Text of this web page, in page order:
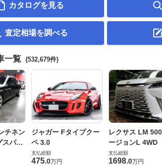
カタログを見る
査定相場を調べる
一覧 (532,679件)
チネン
スパー
ジャガー Fタイプクー
ペ 3.0
支払総額
475.0万円
レクサス LM
ージョンL 4WD
支払総額
1698.0万円